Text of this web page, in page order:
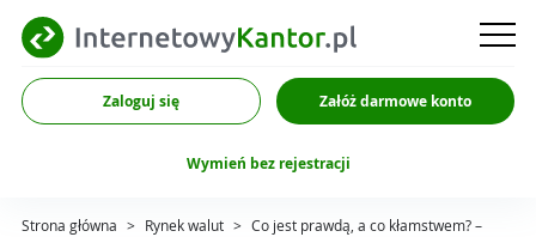
Zaloguj się Załóż darmowe konto
Wymień bez rejestracji
Strona główna > Rynek walut > Co jest prawdą, a co kłamstwem? –